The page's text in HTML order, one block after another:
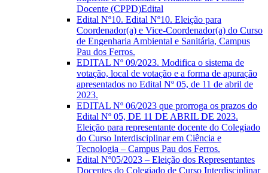
Docente (CPPD)Edital
Edital Nº10. Edital Nº10. Eleição para
Coordenador(a) e Vice-Coordenador(a) do Curso
de Engenharia Ambiental e Sanitária, Campus
Pau dos Ferros.
EDITAL Nº 09/2023. Modifica o sistema de
votação, local de votação e a forma de apuração
apresentados no Edital Nº 05, de 11 de abril de
2023.
EDITAL Nº 06/2023 que prorroga os prazos do
Edital Nº 05, DE 11 DE ABRIL DE 2023.
Eleição para representante docente do Colegiado
do Curso Interdisciplinar em Ciência e
Tecnologia – Campus Pau dos Ferros.
Edital Nº05/2023 – Eleição dos Representantes
Docentes do Colegiado de Curso Interdisciplinar